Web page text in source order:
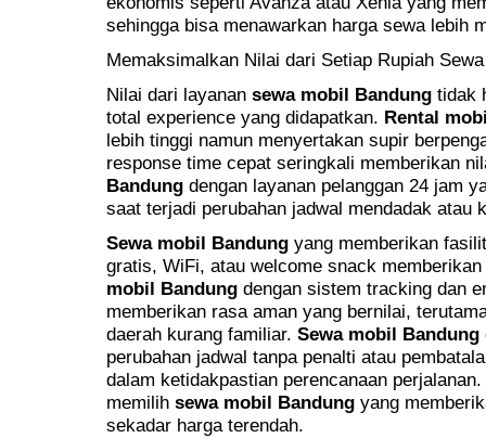
sehingga bisa menawarkan harga sewa lebih
Memaksimalkan Nilai dari Setiap Rupiah
Nilai dari layanan sewa mobil Bandung tidak
total experience yang didapatkan. Rental
lebih tinggi namun menyertakan supir
response time cepat seringkali memberikan
Bandung dengan layanan pelanggan 24 jam
saat terjadi perubahan jadwal mendadak atau
Sewa mobil Bandung yang memberikan
gratis, WiFi, atau welcome snack
mobil Bandung dengan sistem tracking dan
memberikan rasa aman yang bernilai,
daerah kurang familiar. Sewa mobil Bandung
perubahan jadwal tanpa penalti atau
dalam ketidakpastian perencanaan
memilih sewa mobil Bandung yang
sekadar harga terendah.